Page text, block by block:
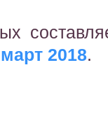
2018.